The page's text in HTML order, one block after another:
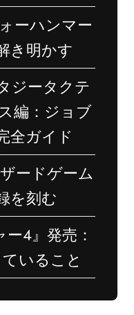
ーハンマー
き明かす
ジータクテ
編：ジョブ
全ガイド
ードゲーム
を刻む
4』発売：
いること